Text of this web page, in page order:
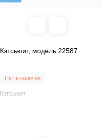
Кэтсьюит, модель 22587
Нет в наличии
Кэтсьюит